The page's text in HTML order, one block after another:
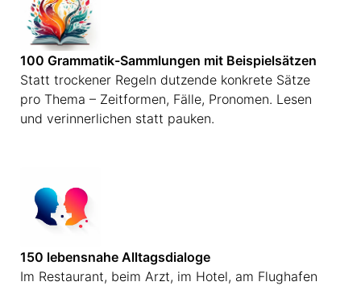
100 Grammatik-Sammlungen mit Beispielsätzen
Statt trockener Regeln dutzende konkrete Sätze
pro Thema – Zeitformen, Fälle, Pronomen. Lesen
und verinnerlichen statt pauken.
150 lebensnahe Alltagsdialoge
Im Restaurant, beim Arzt, im Hotel, am Flughafen